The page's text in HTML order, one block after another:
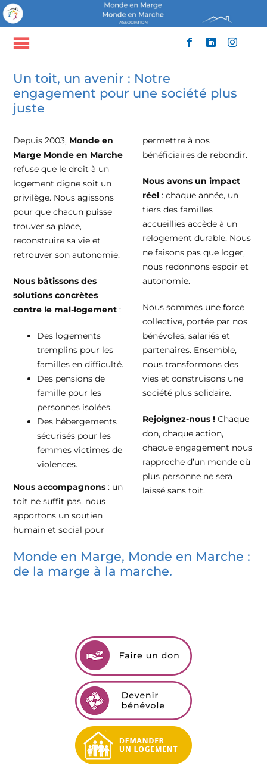
Passer
au
contenu
Toggle
Navigation
QUI SOMMES-NOUS
NOS ACTIONS
Un toit, un avenir : Notre
engagement pour une société plus
juste
Depuis 2003, Monde en
Marge Monde en Marche
refuse que le droit à un
logement digne soit un
privilège. Nous agissons
pour que chacun puisse
trouver sa place,
reconstruire sa vie et
retrouver son autonomie.
Nous bâtissons des
solutions concrètes
contre le mal-logement :
Des logements
tremplins pour les
familles en difficulté.
Des pensions de
famille pour les
personnes isolées.
Des hébergements
sécurisés pour les
femmes victimes de
violences.
Nous accompagnons : un
toit ne suffit pas, nous
apportons un soutien
humain et social pour
permettre à nos
bénéficiaires de rebondir.
Nous avons un impact
réel : chaque année, un
tiers des familles
accueillies accède à un
relogement durable. Nous
ne faisons pas que loger,
nous redonnons espoir et
autonomie.
Nous sommes une force
collective, portée par nos
bénévoles, salariés et
partenaires. Ensemble,
nous transformons des
vies et construisons une
société plus solidaire.
Rejoignez-nous ! Chaque
don, chaque action,
chaque engagement nous
rapproche d’un monde où
plus personne ne sera
laissé sans toit.
Monde en Marge, Monde en Marche :
de la marge à la marche.